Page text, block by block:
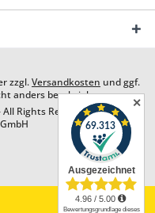
zzgl.Versandkosten und ggf.
anders beschrieben
Rights Reserved. Design by
✕